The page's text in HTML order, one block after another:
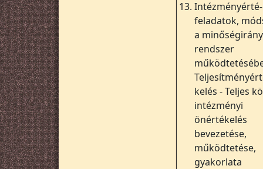
13.
feladatok,
a
rendszer
kelés - Teljes
intézményi
önértékelés
bevezetése,
működtetése,
gyakorlata